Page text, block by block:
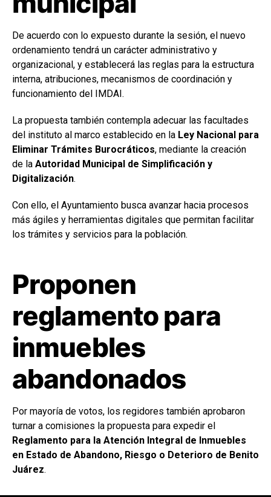
De acuerdo con lo expuesto durante la sesión, el nuevo
ordenamiento tendrá un carácter administrativo y
organizacional, y establecerá las reglas para la estructura
interna, atribuciones, mecanismos de coordinación y
funcionamiento del IMDAI.
La propuesta también contempla adecuar las facultades
del instituto al marco establecido en la Ley Nacional para
Eliminar Trámites Burocráticos, mediante la creación
de la Autoridad Municipal de Simplificación y
Digitalización.
Con ello, el Ayuntamiento busca avanzar hacia procesos
más ágiles y herramientas digitales que permitan facilitar
los trámites y servicios para la población.
Proponen
reglamento para
inmuebles
abandonados
Por mayoría de votos, los regidores también aprobaron
turnar a comisiones la propuesta para expedir el
Reglamento para la Atención Integral de Inmuebles
en Estado de Abandono, Riesgo o Deterioro de Benito
Juárez.